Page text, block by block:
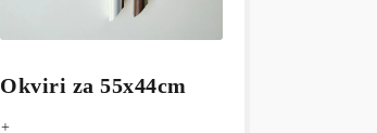
Okviri za 55x44cm
+